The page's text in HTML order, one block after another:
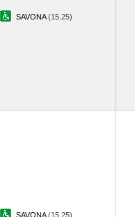
SAVONA(15.25)
SAVONA(15.25)